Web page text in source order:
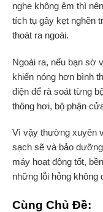
nghe không êm thì
tích tụ gây kẹt nghẽn
thoát ra ngoài.
Ngoài ra, nếu bạn sờ
khiển nóng hơn bình
điện để rà soát từng
thông hơi, bộ phận
Vì vậy thường xuyên
sạch sẽ và bảo
máy hoạt động tốt,
những lỗi hỏng không
Cùng Chủ Đề: